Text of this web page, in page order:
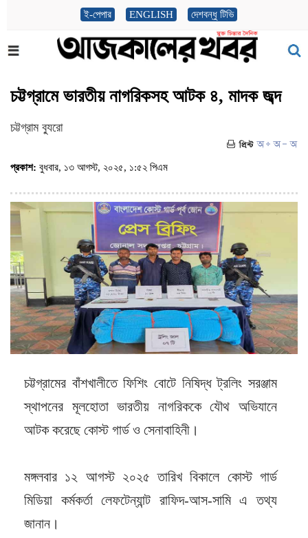
ই-পেপার ENGLISH দেশবন্ধু টিভি
চট্টগ্রামে ভারতীয় নাগরিকসহ আটক ৪, মাদক জব্দ
চট্টগ্রাম ব্যুরো
প্রকাশ: বুধবার, ১৩ আগস্ট, ২০২৫, ১:৫২ পিএম
চট্টগ্রামের বাঁশখালীতে ফিশিং বোটে নিষিদ্ধ ট্রলিং সরঞ্জাম
স্থাপনের মূলহোতা ভারতীয় নাগরিককে যৌথ অভিযানে
আটক করেছে কোস্ট গার্ড ও সেনাবাহিনী।
মঙ্গলবার ১২ আগস্ট ২০২৫ তারিখ বিকালে কোস্ট গার্ড
মিডিয়া কর্মকর্তা লেফটেন্যান্ট রাফিদ-আস-সামি এ তথ্য
জানান।